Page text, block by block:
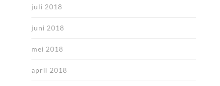
juli 2018
juni 2018
mei 2018
april 2018